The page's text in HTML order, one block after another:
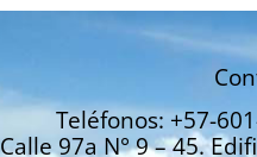
Teléfonos: +57-
Calle 97a N° 9 – 45.